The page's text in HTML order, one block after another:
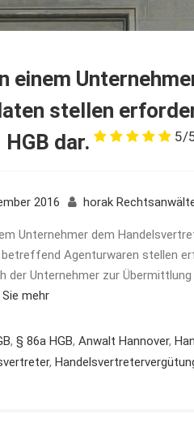
einem
stellen
dar.
5/
2016 horak
Unternehmer dem
Agenturwaren stellen
der Unternehmer zur
mehr
, § 86a HGB, Anwalt Hannover,
,